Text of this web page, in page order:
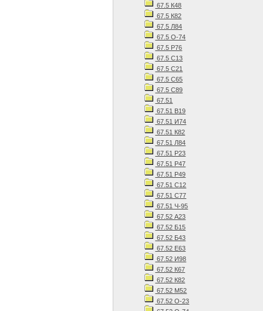
67.5 К48
67.5 К82
67.5 Л84
67.5 О-74
67.5 Р76
67.5 С13
67.5 С21
67.5 С65
67.5 С89
67.51
67.51 В19
67.51 И74
67.51 К82
67.51 Л84
67.51 Р23
67.51 Р47
67.51 Р49
67.51 С12
67.51 С77
67.51 Ч-95
67.52 А23
67.52 Б15
67.52 Б43
67.52 Е63
67.52 И98
67.52 К67
67.52 К82
67.52 М52
67.52 О-23